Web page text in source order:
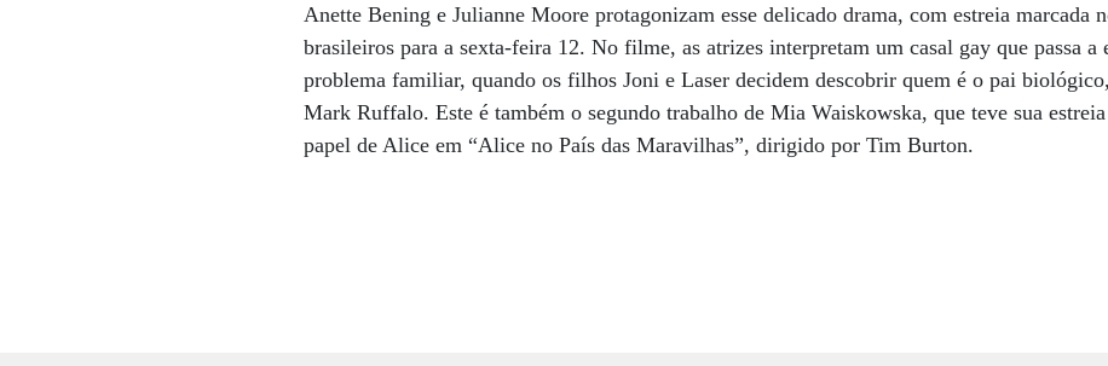
Anette Bening e Julianne Moore protagonizam esse delicado drama, com estreia marcada
brasileiros para a sexta-feira 12. No filme, as atrizes interpretam um casal gay que passa a
problema familiar, quando os filhos Joni e Laser decidem descobrir quem é o pai
Mark Ruffalo. Este é também o segundo trabalho de Mia Waiskowska, que teve sua
papel de Alice em “Alice no País das Maravilhas”, dirigido por Tim Burton.